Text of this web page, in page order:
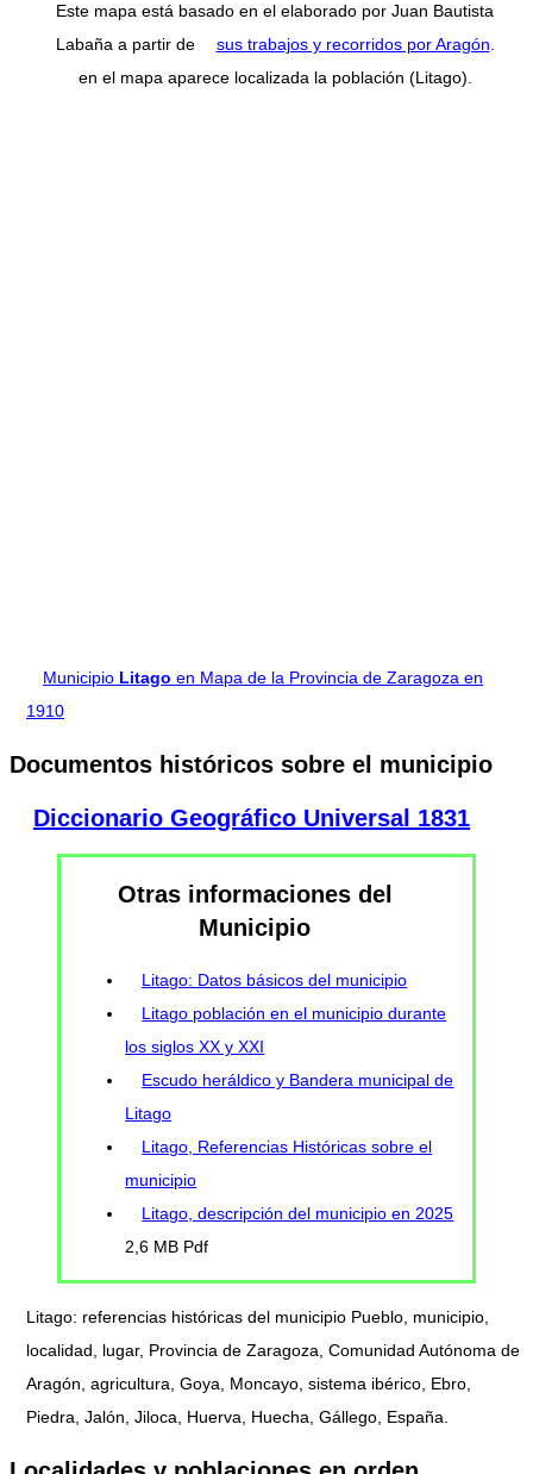
Este mapa está basado en el elaborado por Juan Bautista
Labaña a partir de
sus trabajos y recorridos por Aragón.
en el mapa aparece localizada la población (Litago).
Municipio Litago en Mapa de la Provincia de Zaragoza en
1910
Documentos históricos sobre el municipio
Diccionario Geográfico Universal 1831
Otras informaciones del
Municipio
Litago: Datos básicos del municipio
Litago población en el municipio durante
los siglos XX y XXI
Escudo heráldico y Bandera municipal de
Litago
Litago, Referencias Históricas sobre el
municipio
Litago, descripción del municipio en 2025
2,6 MB Pdf
Litago: referencias históricas del municipio Pueblo, municipio,
localidad, lugar, Provincia de Zaragoza, Comunidad Autónoma de
Aragón, agricultura, Goya, Moncayo, sistema ibérico, Ebro,
Piedra, Jalón, Jiloca, Huerva, Huecha, Gállego, España.